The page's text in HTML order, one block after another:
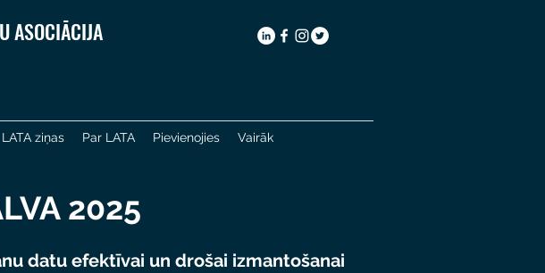
ASOCIĀCIJA
LATA ziņas Par LATA Pievienojies Vairāk
2025
datu efektīvai un drošai izmantošanai